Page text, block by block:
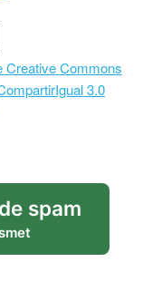
Creative Commons
3.0
spam